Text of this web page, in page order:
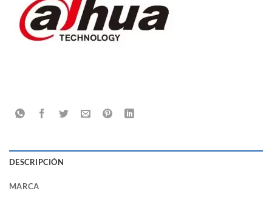
DESCRIPCIÓN
MARCA